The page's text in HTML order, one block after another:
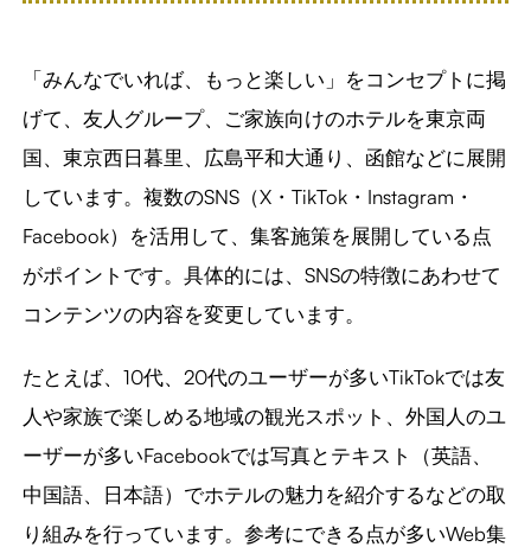
「みんなでいれば、もっと楽しい」をコンセプトに掲
げて、友人グループ、ご家族向けのホテルを東京両
国、東京西日暮里、広島平和大通り、函館などに展開
しています。複数のSNS（X・TikTok・Instagram・
Facebook）を活用して、集客施策を展開している点
がポイントです。具体的には、SNSの特徴にあわせて
コンテンツの内容を変更しています。
たとえば、10代、20代のユーザーが多いTikTokでは友
人や家族で楽しめる地域の観光スポット、外国人のユ
ーザーが多いFacebookでは写真とテキスト（英語、
中国語、日本語）でホテルの魅力を紹介するなどの取
り組みを行っています。参考にできる点が多いWeb集